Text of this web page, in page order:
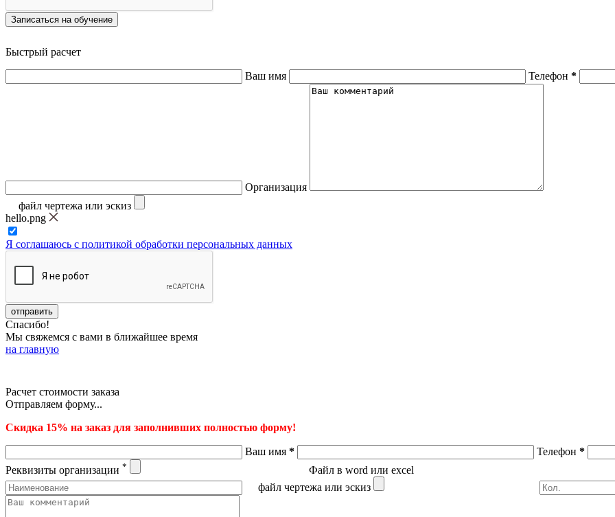
Записаться на обучение
Быстрый расчет
Ваш имя Телефон *
Организация
файл чертежа или эскиз
hello.png
Я соглашаюсь с политикой обработки персональных данных
Спасибо!
Мы свяжемся с вами в ближайшее время
на главную
Расчет стоимости заказа
Отправляем форму...
Скидка 15% на заказ для заполнивших полностью форму!
Ваш имя * Телефон *
Реквизиты организации *
Файл в word или excel
файл чертежа или эскиз